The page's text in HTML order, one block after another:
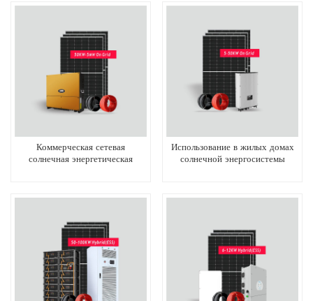
Коммерческая сетевая
солнечная энергетическая
Использование в жилых домах
солнечной энергосистемы